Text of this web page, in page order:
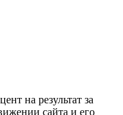
на результат за
сайта и его